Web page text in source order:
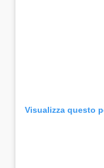
Visualizza questo